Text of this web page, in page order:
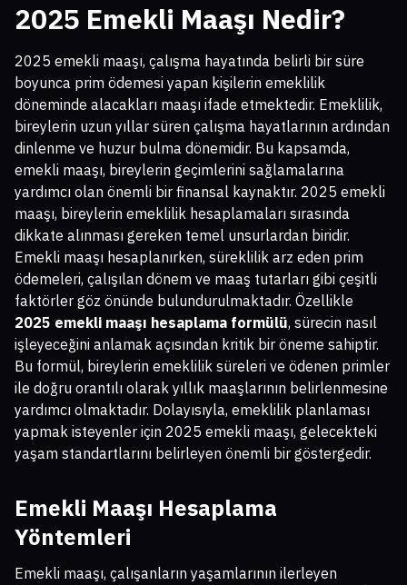
2025 Emekli Maaşı Nedir?
2025 emekli maaşı, çalışma hayatında belirli bir süre
boyunca prim ödemesi yapan kişilerin emeklilik
döneminde alacakları maaşı ifade etmektedir. Emeklilik,
bireylerin uzun yıllar süren çalışma hayatlarının ardından
dinlenme ve huzur bulma dönemidir. Bu kapsamda,
emekli maaşı, bireylerin geçimlerini sağlamalarına
yardımcı olan önemli bir finansal kaynaktır. 2025 emekli
maaşı, bireylerin emeklilik hesaplamaları sırasında
dikkate alınması gereken temel unsurlardan biridir.
Emekli maaşı hesaplanırken, süreklilik arz eden prim
ödemeleri, çalışılan dönem ve maaş tutarları gibi çeşitli
faktörler göz önünde bulundurulmaktadır. Özellikle
2025 emekli maaşı hesaplama formülü, sürecin nasıl
işleyeceğini anlamak açısından kritik bir öneme sahiptir.
Bu formül, bireylerin emeklilik süreleri ve ödenen primler
ile doğru orantılı olarak yıllık maaşlarının belirlenmesine
yardımcı olmaktadır. Dolayısıyla, emeklilik planlaması
yapmak isteyenler için 2025 emekli maaşı, gelecekteki
yaşam standartlarını belirleyen önemli bir göstergedir.
Emekli Maaşı Hesaplama
Yöntemleri
Emekli maaşı, çalışanların yaşamlarının ilerleyen